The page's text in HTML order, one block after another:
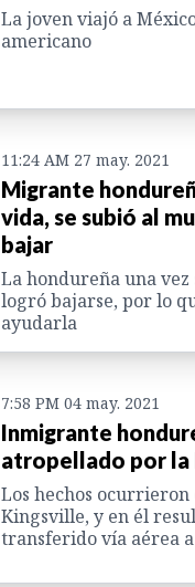
La joven viajó a
americano
11:24 AM 27 may. 2021
Migrante
vida, se subió al
bajar
La hondureña una
logró bajarse, por lo
ayudarla
7:58 PM 04 may. 2021
Inmigrante
atropellado por la
Los hechos ocurrieron
Kingsville, y en él
transferido vía aérea